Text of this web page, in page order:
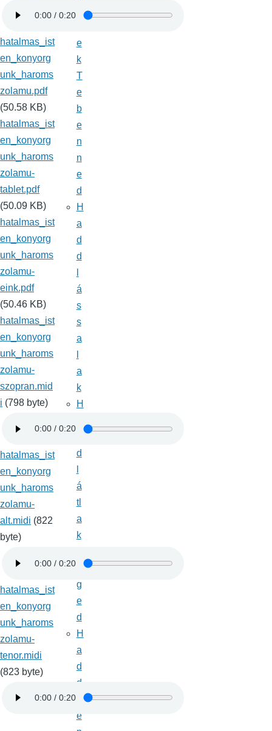
hatalmas_ist
en_konyorg
unk_haroms
zolamu.pdf
(50.58 KB)
hatalmas_ist
en_konyorg
unk_haroms
zolamu-
tablet.pdf
(50.09 KB)
hatalmas_ist
en_konyorg
unk_haroms
zolamu-
eink.pdf
(50.46 KB)
hatalmas_ist
en_konyorg
unk_haroms
zolamu-
szopran.mid
i (798 byte)
hatalmas_ist
en_konyorg
unk_haroms
zolamu-
alt.midi (822
byte)
hatalmas_ist
en_konyorg
unk_haroms
zolamu-
tenor.midi
(823 byte)
e
k
T
e
b
e
n
n
e
d
H
a
d
d
á
s
s
a
a
k
H
d
á
tl
a
k
g
e
d
H
a
d
d
m
e